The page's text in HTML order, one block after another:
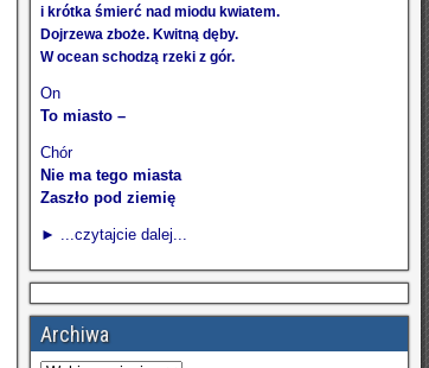
i krótka śmierć nad miodu kwiatem.
Dojrzewa zboże. Kwitną dęby.
W ocean schodzą rzeki z gór.
On
To miasto –
Chór
Nie ma tego miasta
Zaszło pod ziemię
► ...czytajcie dalej...
Archiwa